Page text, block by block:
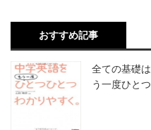
おすすめ記事
全ての基礎
う一度ひと